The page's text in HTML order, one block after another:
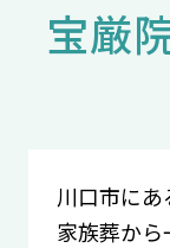
宝厳
川口市にあ
家族葬から